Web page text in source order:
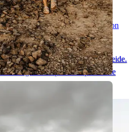
- Momentos Especiales con
en el entorno único del Teide.
un lugar ideal para una pedida de